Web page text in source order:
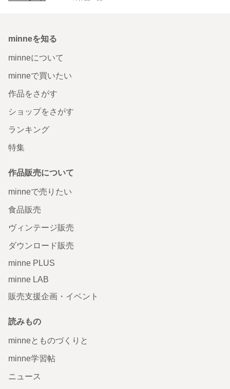
minneを知る
minneについて
minneで買いたい
作品をさがす
ショップをさがす
ランキング
特集
作品販売について
minneで売りたい
食品販売
ヴィンテージ販売
ダウンロード販売
minne PLUS
minne LAB
販売支援企画・イベント
読みもの
minneとものづくりと
minne学習帖
ニュース